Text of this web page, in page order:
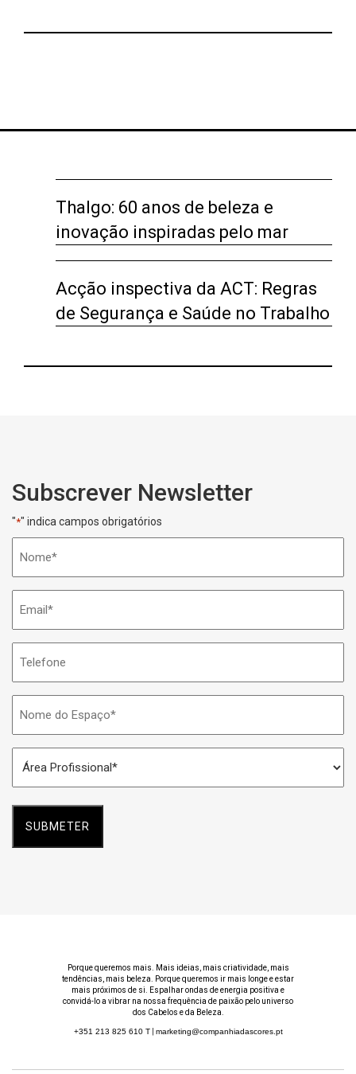
Thalgo: 60 anos de beleza e
inovação inspiradas pelo mar
Acção inspectiva da ACT: Regras
de Segurança e Saúde no Trabalho
Subscrever Newsletter
"*" indica campos obrigatórios
do
Espaço
Profissional
*
Porque queremos mais. Mais ideias, mais criatividade, mais
tendências, mais beleza. Porque queremos ir mais longe e estar
mais próximos de si. Espalhar ondas de energia positiva e
convidá-lo a vibrar na nossa frequência de paixão pelo universo
dos Cabelos e da Beleza.
+351 213 825 610 T| marketing@companhiadascores.pt